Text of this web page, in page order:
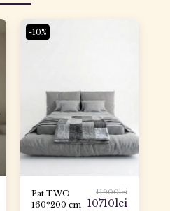
-10%
Pat TWO
160*200 cm
11900lei
10710lei